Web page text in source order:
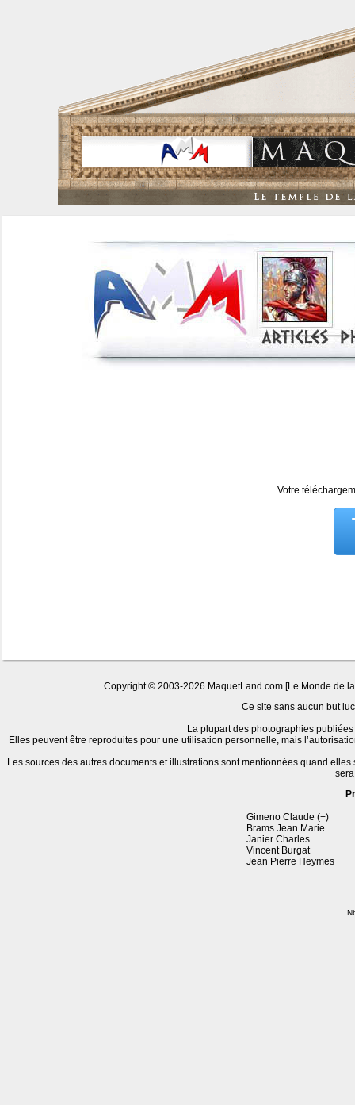
Votre
Copyright © 2003-2026 MaquetLand.com [Le Monde de
Ce site sans aucun but
La plupart des photographies
Elles peuvent être reproduites pour une utilisation personnelle, mais
Les sources des autres documents et illustrations sont mentionnées quand
Gimeno Claude (+)
Brams Jean Marie
Janier Charles
Vincent Burgat
Jean Pierre Heymes